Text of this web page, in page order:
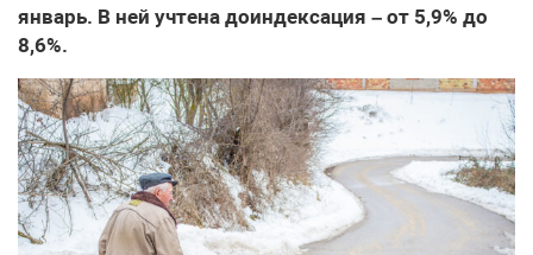
январь. В ней учтена доиндексация – от 5,9% до
8,6%.